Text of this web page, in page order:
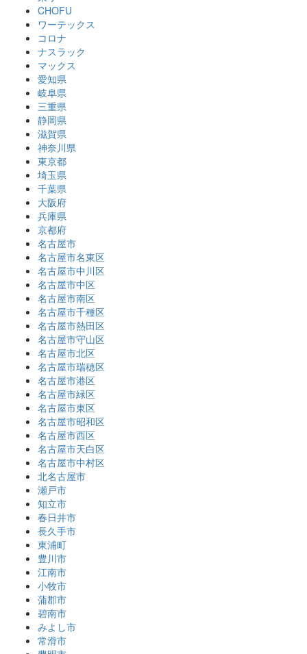
CHOFU
ワーテックス
コロナ
ナスラック
マックス
愛知県
岐阜県
三重県
静岡県
滋賀県
神奈川県
東京都
埼玉県
千葉県
大阪府
兵庫県
京都府
名古屋市
名古屋市名東区
名古屋市中川区
名古屋市中区
名古屋市南区
名古屋市千種区
名古屋市熱田区
名古屋市守山区
名古屋市北区
名古屋市瑞穂区
名古屋市港区
名古屋市緑区
名古屋市東区
名古屋市昭和区
名古屋市西区
名古屋市天白区
名古屋市中村区
北名古屋市
瀬戸市
知立市
春日井市
長久手市
東浦町
豊川市
江南市
小牧市
蒲郡市
碧南市
みよし市
常滑市